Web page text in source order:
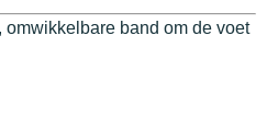
omwikkelbare band om de voet